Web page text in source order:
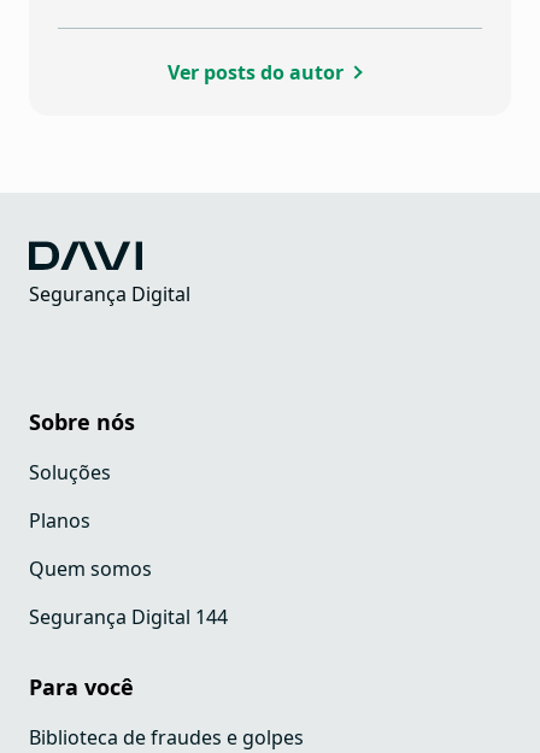
Ver posts do autor
Segurança Digital
Sobre nós
Soluções
Planos
Quem somos
Segurança Digital 144
Para você
Biblioteca de fraudes e golpes